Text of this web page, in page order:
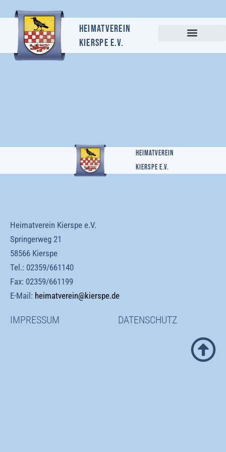
Heimatverein
Kierspe e.v.
Heimatverein
Kierspe e.v.
Heimatverein Kierspe e.V.
Springerweg 21
58566 Kierspe
Tel.: 02359/661140
Fax: 02359/661199
E-Mail: heimatverein@kierspe.de
IMPRESSUM DATENSCHUTZ